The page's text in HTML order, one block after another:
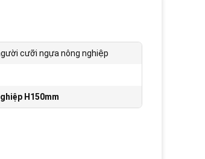
cưỡi ngựa nông nghiệp
H150mm